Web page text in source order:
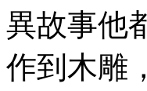
異故事他
作到木雕